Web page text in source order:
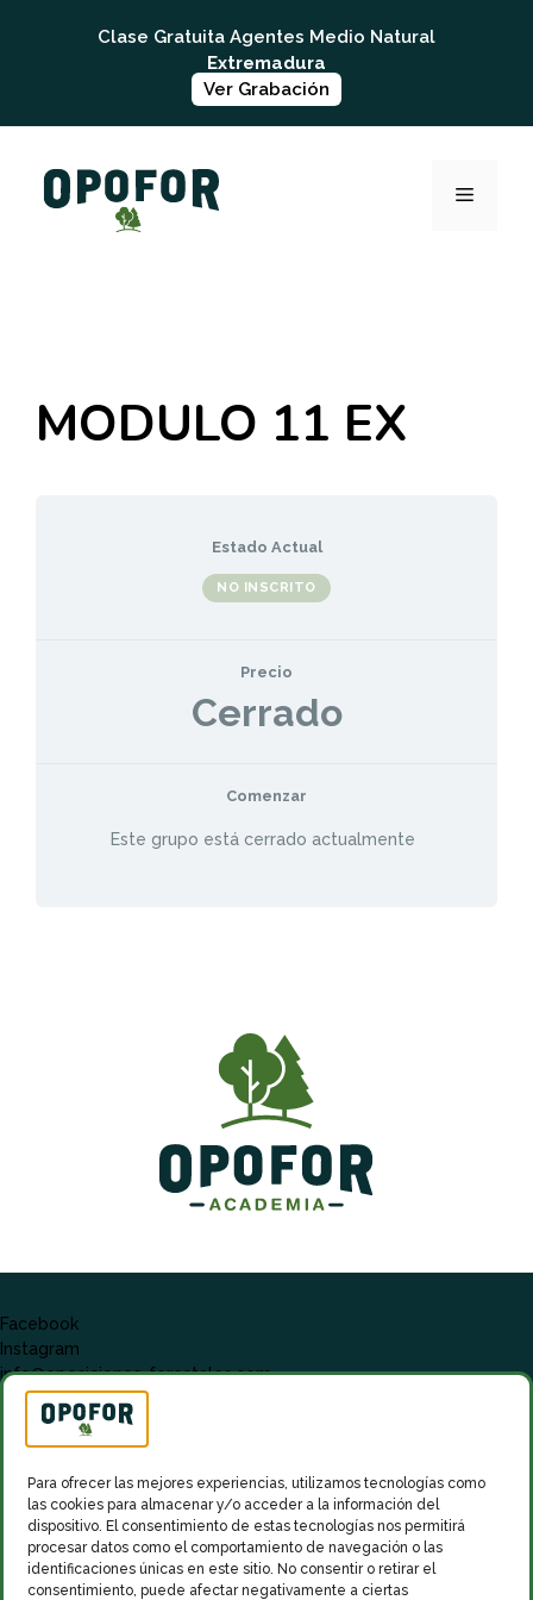
Para ofrecer las mejores experiencias, utilizamos tecnologías como
las cookies para almacenar y/o acceder a la información del
dispositivo. El consentimiento de estas tecnologías nos permitirá
procesar datos como el comportamiento de navegación o las
identificaciones únicas en este sitio. No consentir o retirar el
consentimiento, puede afectar negativamente a ciertas
Clase Gratuita Agentes Medio Natural
Extremadura
Ver Grabación
MENÚ
MODULO 11 EX
Estado Actual
NO INSCRITO
Precio
Cerrado
Comenzar
Este grupo está cerrado actualmente
Facebook
Instagram
info@oposiciones-forestales.com